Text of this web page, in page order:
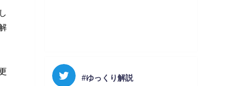
#ゆっくり解説